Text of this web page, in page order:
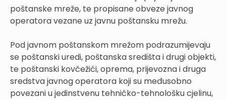
poštanske mreže, te propisane obveze javnog
operatora vezane uz javnu poštansku mrežu.
Pod javnom poštanskom mrežom podrazumijevaju
se poštanski uredi, poštanska središta i drugi objekti,
te poštanski kovčežići, oprema, prijevozna i druga
sredstva javnog operatora koji su međusobno
povezani u jedinstvenu tehničko-tehnološku cjelinu,